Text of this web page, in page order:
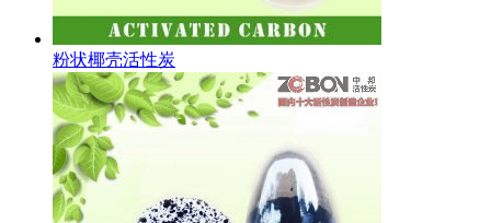
粉状椰壳活性炭